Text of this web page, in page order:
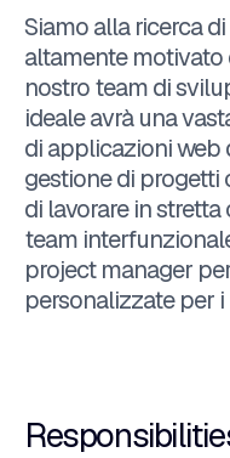
Siamo alla ricerca
altamente motivato
nostro team di
ideale avrà una
di applicazioni web
gestione di progetti
di lavorare in
team
project manager
personalizzate per